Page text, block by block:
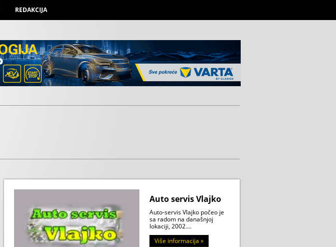
REDAKCIJA
Auto servis Vlajko
Auto-servis Vlajko počeo je
sa radom na današnjoj
lokaciji, 2002....
Više informacija »